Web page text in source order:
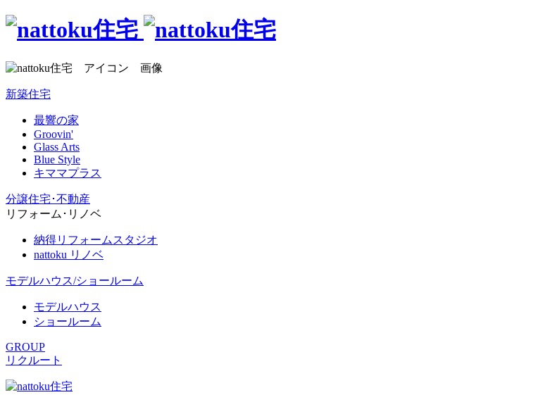
新築住宅
最響の家
Groovin'
Glass Arts
Blue Style
キママプラス
分譲住宅･不動産
リフォーム･リノベ
納得リフォームスタジオ
nattoku リノベ
モデルハウス/ショールーム
モデルハウス
ショールーム
GROUP
リクルート